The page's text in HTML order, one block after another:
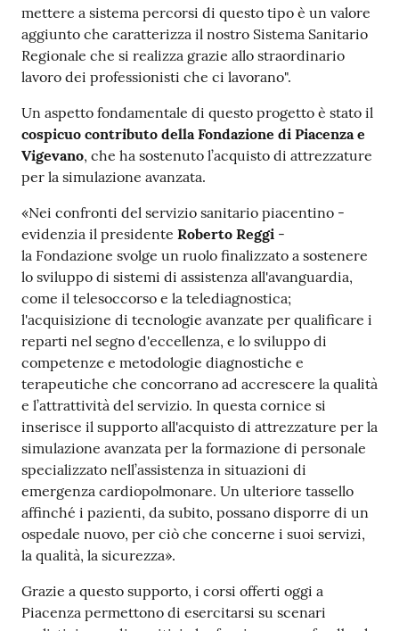
mettere a sistema percorsi di questo tipo è un valore
aggiunto che caratterizza il nostro Sistema Sanitario
Regionale che si realizza grazie allo straordinario
lavoro dei professionisti che ci lavorano".
Un aspetto fondamentale di questo progetto è stato il
cospicuo contributo della Fondazione di Piacenza e
Vigevano, che ha sostenuto l’acquisto di attrezzature
per la simulazione avanzata.
«Nei confronti del servizio sanitario piacentino -
evidenzia il presidente Roberto Reggi -
la Fondazione svolge un ruolo finalizzato a sostenere
lo sviluppo di sistemi di assistenza all'avanguardia,
come il telesoccorso e la telediagnostica;
l'acquisizione di tecnologie avanzate per qualificare i
reparti nel segno d'eccellenza, e lo sviluppo di
competenze e metodologie diagnostiche e
terapeutiche che concorrano ad accrescere la qualità
e l’attrattività del servizio. In questa cornice si
inserisce il supporto all'acquisto di attrezzature per la
simulazione avanzata per la formazione di personale
specializzato nell’assistenza in situazioni di
emergenza cardiopolmonare. Un ulteriore tassello
affinché i pazienti, da subito, possano disporre di un
ospedale nuovo, per ciò che concerne i suoi servizi,
la qualità, la sicurezza».
Grazie a questo supporto, i corsi offerti oggi a
Piacenza permettono di esercitarsi su scenari